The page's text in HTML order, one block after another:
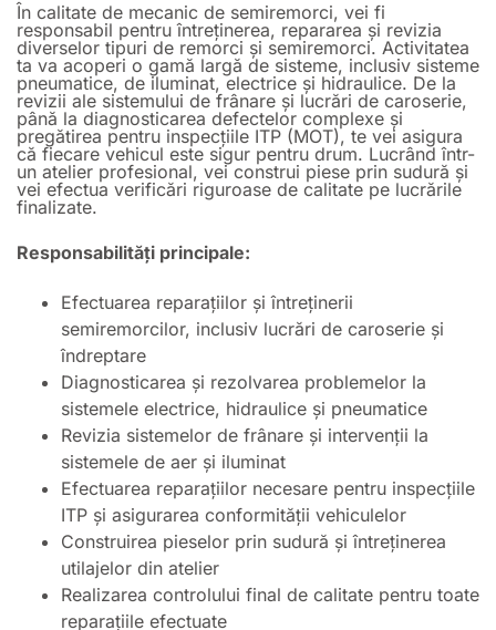
În calitate de mecanic de semiremorci, vei fi
responsabil pentru întreținerea, repararea și revizia
diverselor tipuri de remorci și semiremorci. Activitatea
ta va acoperi o gamă largă de sisteme, inclusiv sisteme
pneumatice, de iluminat, electrice și hidraulice. De la
revizii ale sistemului de frânare și lucrări de caroserie,
până la diagnosticarea defectelor complexe și
pregătirea pentru inspecțiile ITP (MOT), te vei asigura
că fiecare vehicul este sigur pentru drum. Lucrând într-
un atelier profesional, vei construi piese prin sudură și
vei efectua verificări riguroase de calitate pe lucrările
finalizate.
Responsabilități principale:
Efectuarea reparațiilor și întreținerii
semiremorcilor, inclusiv lucrări de caroserie și
îndreptare
Diagnosticarea și rezolvarea problemelor la
sistemele electrice, hidraulice și pneumatice
Revizia sistemelor de frânare și intervenții la
sistemele de aer și iluminat
Efectuarea reparațiilor necesare pentru inspecțiile
ITP și asigurarea conformității vehiculelor
Construirea pieselor prin sudură și întreținerea
utilajelor din atelier
Realizarea controlului final de calitate pentru toate
reparațiile efectuate